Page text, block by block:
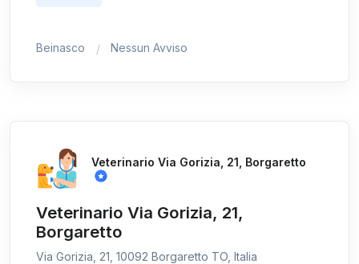
Beinasco Nessun Avviso
Veterinario Via Gorizia, 21, Borgaretto
Veterinario Via Gorizia, 21,
Borgaretto
Via Gorizia, 21, 10092 Borgaretto TO, Italia